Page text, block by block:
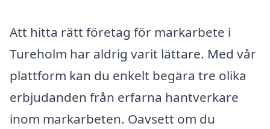
Att hitta rätt företag för markarbete i
Tureholm har aldrig varit lättare. Med vår
plattform kan du enkelt begära tre olika
erbjudanden från erfarna hantverkare
inom markarbeten. Oavsett om du